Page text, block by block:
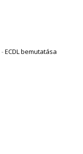
-ECDL bemutatása